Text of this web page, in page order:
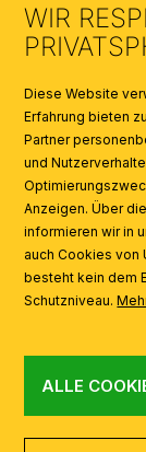
KATALOGE
AI
WIR
Diese Website
Erfahrung bieten
Partner
und
Anzeigen. Über
informieren wir in
auch Cookies von
besteht kein dem
Schutzniveau.
ALLE